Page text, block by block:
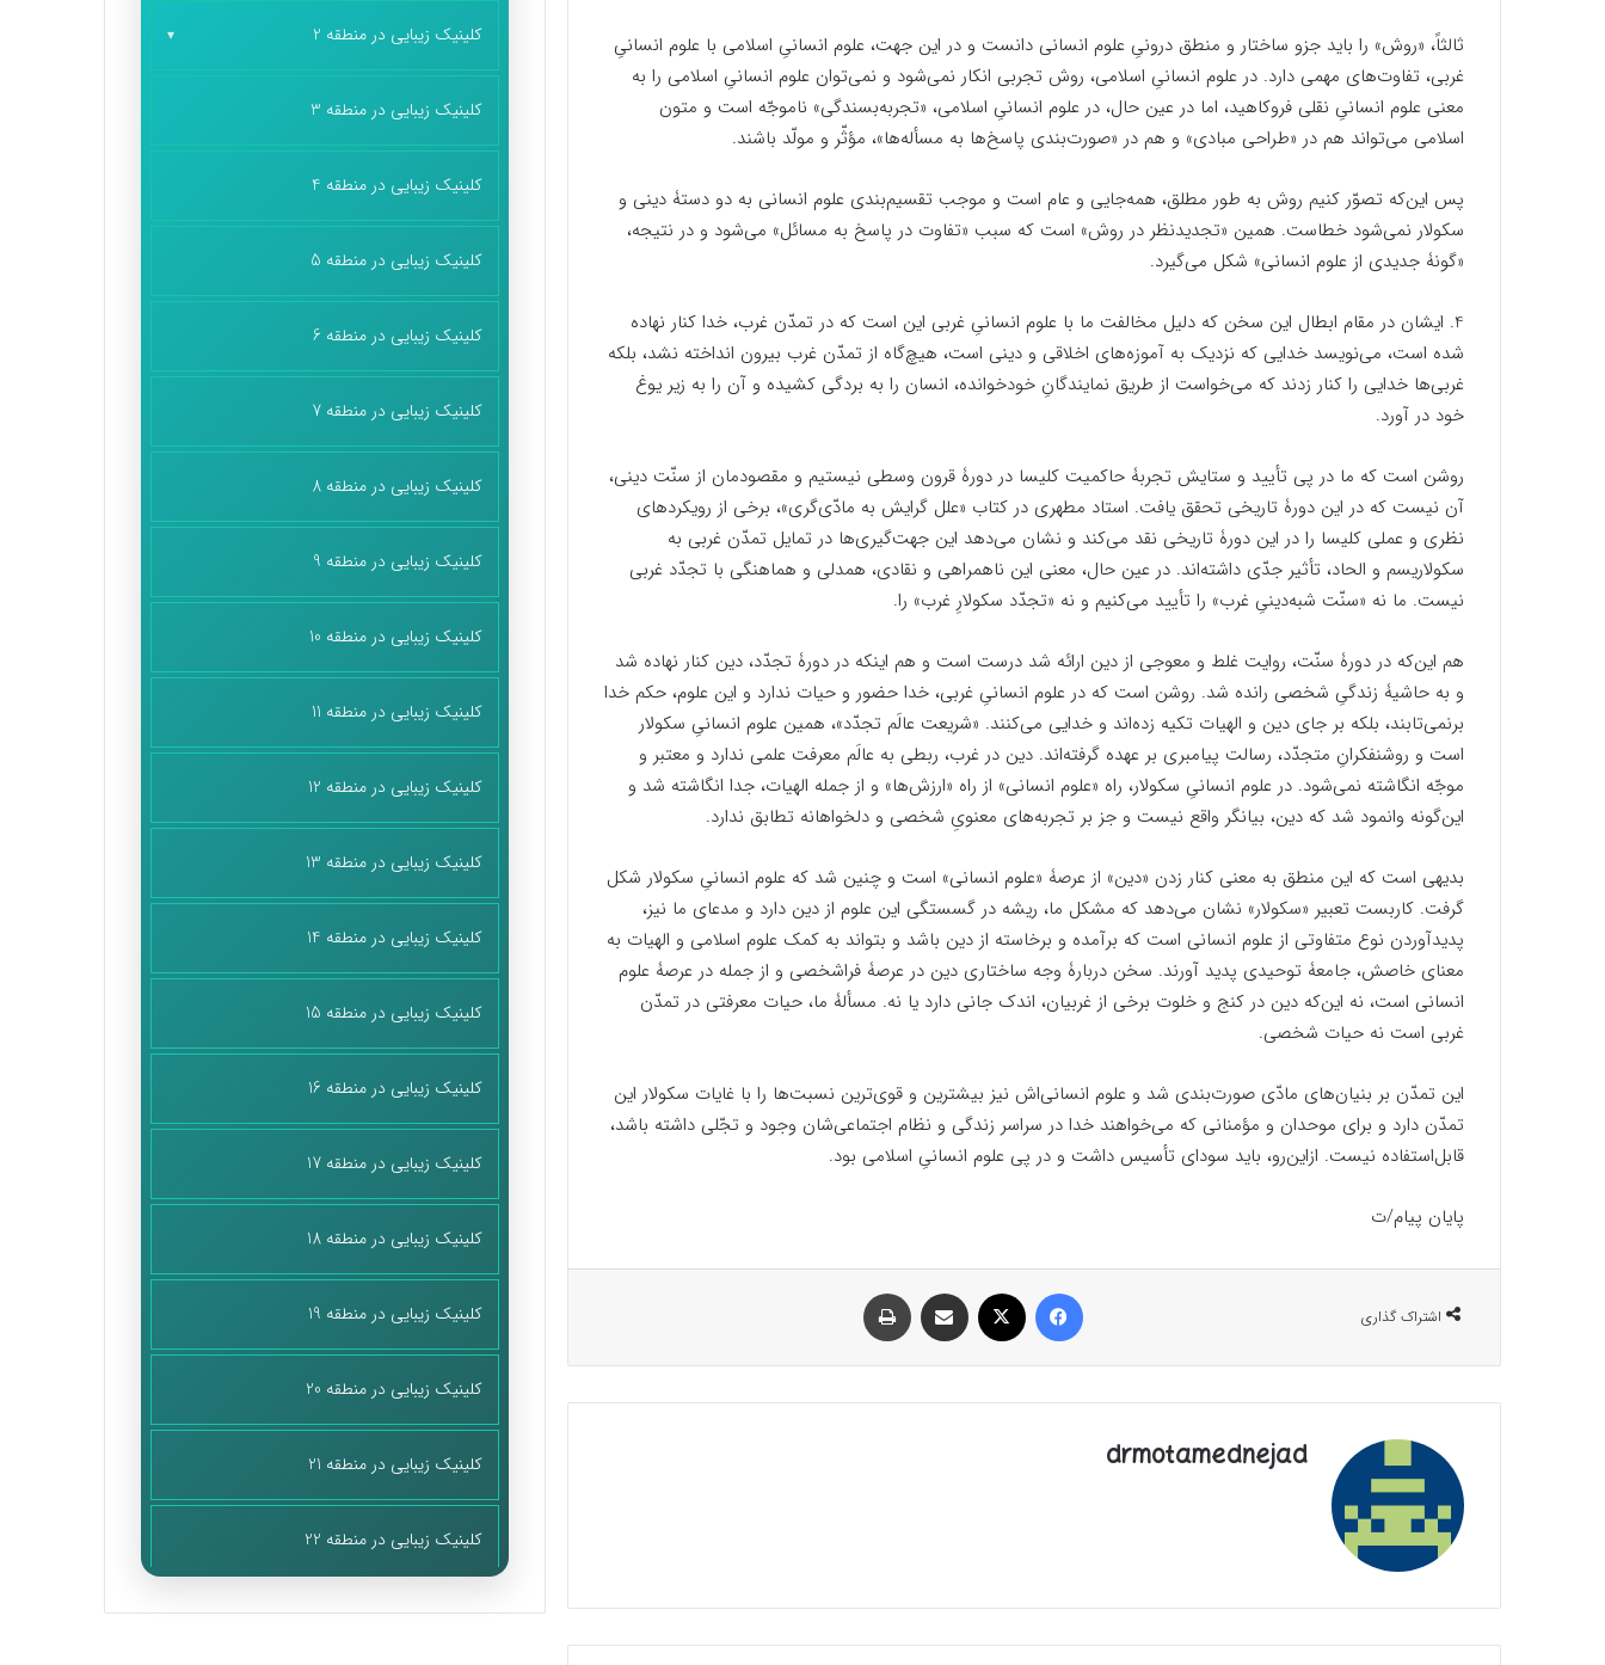
ثالثاً، «روش» را باید جزو ساختار و منطق درونیِ علوم انسانی دانست و در این جهت، علوم انسانیِ اسلامی با علوم انسانیِ
غربی، تفاوت‌های مهمی دارد. در علوم انسانیِ اسلامی، روش تجربی انکار نمی‌شود و نمی‌توان علوم انسانیِ اسلامی را به
معنی علوم انسانیِ نقلی فروکاهید، اما در عین حال، در علوم انسانیِ اسلامی، «تجربه‌بسندگی» ناموجّه است و متون
اسلامی می‌تواند هم در «طراحی مبادی» و هم در «صورت‌بندی پاسخ‌ها به مسأله‌ها»، مؤثّر و مولّد باشند.
پس این‌که تصوّر کنیم روش به طور مطلق، همه‌جایی و عام است و موجب تقسیم‌بندی علوم انسانی به دو دستۀ دینی و
سکولار نمی‌شود خطاست. همین «تجدیدنظر در روش» است که سبب «تفاوت در پاسخ به مسائل» می‌شود و در نتیجه،
«گونۀ جدیدی از علوم انسانی» شکل می‌گیرد.
4. ایشان در مقام ابطال این سخن که دلیل مخالفت ما با علوم انسانیِ غربی این است که در تمدّن غرب، خدا کنار نهاده
شده است، می‌نویسد خدایی که نزدیک به آموزه‌های اخلاقی و دینی است، هیچ‌گاه از تمدّن غرب بیرون انداخته نشد، بلکه
غربی‌ها خدایی را کنار زدند که می‌خواست از طریق نمایندگانِ خودخوانده، انسان را به بردگی کشیده و آن را به زیر یوغ
خود در آورد.
روشن است که ما در پی تأیید و ستایش تجربۀ حاکمیت کلیسا در دورۀ قرون وسطی نیستیم و مقصودمان از سنّت دینی،
آن نیست که در این دورۀ تاریخی تحقق یافت. استاد مطهری در کتاب «علل گرایش به مادّی‌گری»، برخی از رویکردهای
نظری و عملی کلیسا را در این دورۀ تاریخی نقد می‌کند و نشان می‌دهد این جهت‌گیری‌ها در تمایل تمدّن غربی به
سکولاریسم و الحاد، تأثیر جدّی داشته‌اند. در عین حال، معنی این ناهمراهی و نقادی، همدلی و هماهنگی با تجدّد غربی
نیست. ما نه «سنّت شبه‌دینیِ غرب» را تأیید می‌کنیم و نه «تجدّد سکولارِ غرب» را.
هم این‌که در دورۀ سنّت، روایت غلط و معوجی از دین ارائه شد درست است و هم اینکه در دورۀ تجدّد، دین کنار نهاده شد
و به حاشیۀ زندگیِ شخصی رانده شد. روشن است که در علوم انسانیِ غربی، خدا حضور و حیات ندارد و این علوم، حکم خدا
برنمی‌تابند، بلکه بر جای دین و الهیات تکیه زده‌اند و خدایی می‌کنند. «شریعت عالَم تجدّد»، همین علوم انسانیِ سکولار
است و روشنفکرانِ متجدّد، رسالت پیامبری بر عهده گرفته‌اند. دین در غرب، ربطی به عالَم معرفت علمی ندارد و معتبر و
موجّه انگاشته نمی‌شود. در علوم انسانیِ سکولار، راه «علوم انسانی» از راه «ارزش‌ها» و از جمله الهیات، جدا انگاشته شد و
این‌گونه وانمود شد که دین، بیانگر واقع نیست و جز بر تجربه‌های معنویِ شخصی و دلخواهانه تطابق ندارد.
بدیهی است که این منطق به معنی کنار زدن «دین» از عرصۀ «علوم انسانی» است و چنین شد که علوم انسانیِ سکولار شکل
گرفت. کاربست تعبیر «سکولار» نشان می‌دهد که مشکل ما، ریشه در گسستگی این علوم از دین دارد و مدعای ما نیز،
پدیدآوردن نوع متفاوتی از علوم انسانی است که برآمده و برخاسته از دین باشد و بتواند به کمک علوم اسلامی و الهیات به
معنای خاصش، جامعۀ توحیدی پدید آورند. سخن دربارۀ وجه ساختاری دین در عرصۀ فراشخصی و از جمله در عرصۀ علوم
انسانی است، نه این‌که دین در کنج و خلوت برخی از غربیان، اندک جانی دارد یا نه. مسألۀ ما، حیات معرفتی در تمدّن
غربی است نه حیات شخصی.
این تمدّن بر بنیان‌های مادّی صورت‌بندی شد و علوم انسانی‌اش نیز بیشترین و قوی‌ترین نسبت‌ها را با غایات سکولار این
تمدّن دارد و برای موحدان و مؤمنانی که می‌خواهند خدا در سراسر زندگی‌ و نظام اجتماعی‌شان وجود و تجّلی داشته باشد،
قابل‌استفاده نیست. ازاین‌رو، باید سودای تأسیس داشت و در پی علوم انسانیِ اسلامی بود.
پایان پیام/ت
اشتراک گذاری
فیسبوک ایکس اشتراک گذاری با ایمیل
drmotamednejad
کلینیک زیبایی در منطقه 2
کلینیک زیبایی در منطقه 3
کلینیک زیبایی در منطقه 4
کلینیک زیبایی در منطقه 5
کلینیک زیبایی در منطقه 6
کلینیک زیبایی در منطقه 7
کلینیک زیبایی در منطقه 8
کلینیک زیبایی در منطقه 9
کلینیک زیبایی در منطقه 10
کلینیک زیبایی در منطقه 11
کلینیک زیبایی در منطقه 12
کلینیک زیبایی در منطقه 13
کلینیک زیبایی در منطقه 14
کلینیک زیبایی در منطقه 15
کلینیک زیبایی در منطقه 16
کلینیک زیبایی در منطقه 17
کلینیک زیبایی در منطقه 18
کلینیک زیبایی در منطقه 19
کلینیک زیبایی در منطقه 20
کلینیک زیبایی در منطقه 21
کلینیک زیبایی در منطقه 22